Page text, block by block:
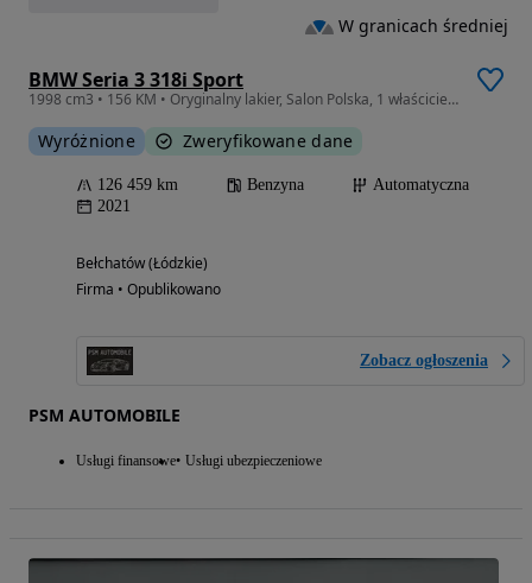
BMW Seria 3 318i Sport
1998 cm3 • 156 KM • Oryginalny lakier, Salon Polska, 1 właściciel, bezwypadkowy, ASO 2025
Wyróżnione Zweryfikowane dane
126 459 km Benzyna
Automatyczna
2021
Bełchatów (Łódzkie)
Firma • Opublikowano
Zobacz ogłoszenia
PSM AUTOMOBILE
Usługi finansowe Usługi ubezpieczeniowe
W granicach średniej